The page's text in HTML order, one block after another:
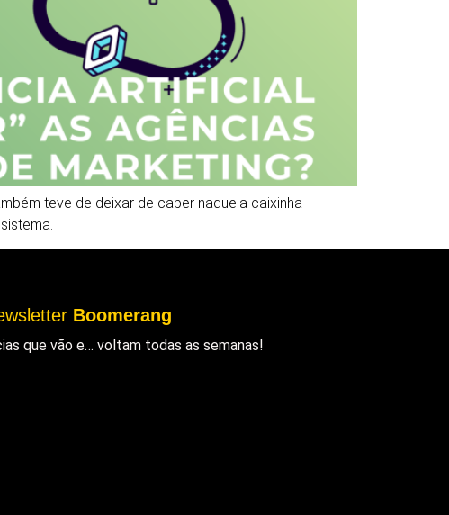
teve de deixar de caber naquela caixinha
Boomerang
que vão e… voltam todas as semanas!